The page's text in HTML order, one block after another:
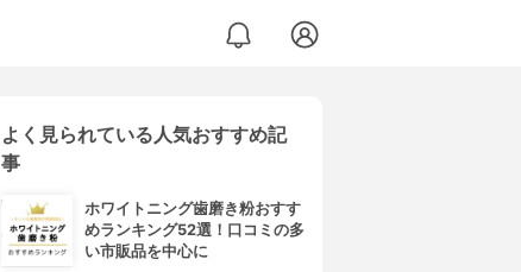
よく見られている人気おすすめ記
事
ホワイトニング歯磨き粉おすす
めランキング52選！口コミの多
い市販品を中心に